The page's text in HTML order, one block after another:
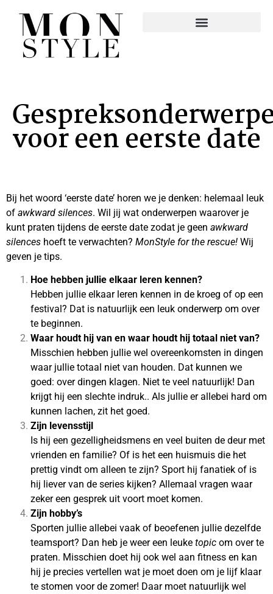
voor een eerste date
Bij het woord ‘eerste date’ horen we je denken: helemaal leuk
of awkward silences. Wil jij wat onderwerpen waarover je
kunt praten tijdens de eerste date zodat je geen awkward
silences hoeft te verwachten? MonStyle for the rescue! Wij
geven je tips.
Hoe hebben jullie elkaar leren kennen?
Hebben jullie elkaar leren kennen in de kroeg of op een
festival? Dat is natuurlijk een leuk onderwerp om over
te beginnen.
Waar houdt hij van en waar houdt hij totaal niet van?
Misschien hebben jullie wel overeenkomsten in dingen
waar jullie totaal niet van houden. Dat kunnen we
goed: over dingen klagen. Niet te veel natuurlijk! Dan
krijgt hij een slechte indruk.. Als jullie er allebei hard om
kunnen lachen, zit het goed.
Zijn levensstijl
Is hij een gezelligheidsmens en veel buiten de deur met
vrienden en familie? Of is het een huismuis die het
prettig vindt om alleen te zijn? Sport hij fanatiek of is
hij liever van de series kijken? Allemaal vragen waar
zeker een gesprek uit voort moet komen.
Zijn hobby’s
Sporten jullie allebei vaak of beoefenen jullie dezelfde
teamsport? Dan heb je weer een leuke topic om over te
praten. Misschien doet hij ook wel aan fitness en kan
hij je precies vertellen wat je moet doen om je lijf klaar
te stomen voor de zomer! Daar moet natuurlijk wel